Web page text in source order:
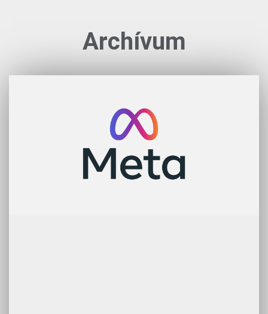
Archívum